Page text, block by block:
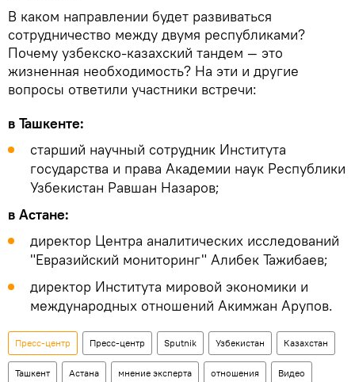
В каком направлении будет развиваться
сотрудничество между двумя республиками?
Почему узбекско-казахский тандем — это
жизненная необходимость? На эти и другие
вопросы ответили участники встречи:
в Ташкенте:
старший научный сотрудник Института
государства и права Академии наук Республики
Узбекистан Равшан Назаров;
в Астане:
директор Центра аналитических исследований
"Евразийский мониторинг" Алибек Тажибаев;
директор Института мировой экономики и
международных отношений Акимжан Арупов.
Пресс-центр Пресс-центр Sputnik Узбекистан Казахстан
Ташкент Астана мнение эксперта отношения Видео